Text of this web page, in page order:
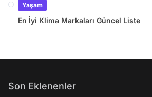
Yaşam
En İyi Klima Markaları Güncel Liste
Son Eklenenler